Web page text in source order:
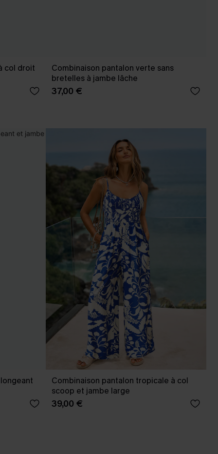
col droit
Combinaison pantalon verte sans
bretelles à jambe lâche
37,00 €
Combinaison pantalon tropicale à col
scoop et jambe large
39,00 €